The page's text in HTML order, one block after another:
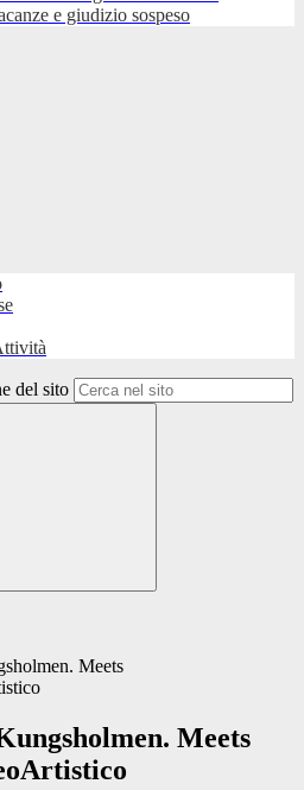
e giudizio sospeso
del sito
Meets
Meets